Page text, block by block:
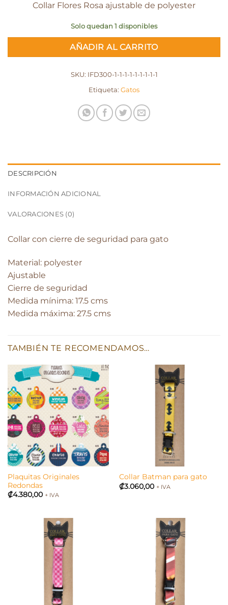
Collar Flores Rosa ajustable de polyester
Solo quedan 1 disponibles
AÑADIR AL CARRITO
SKU: IFD300-1-1-1-1-1-1-1-1-1
Etiqueta: Gatos
DESCRIPCIÓN
INFORMACIÓN ADICIONAL
VALORACIONES (0)
Collar con cierre de seguridad para gato
Material: polyester
Ajustable
Cierre de seguridad
Medida mínima: 17.5 cms
Medida máxima: 27.5 cms
TAMBIÉN TE RECOMENDAMOS…
Plaquitas Originales
Redondas
₡4.380,00 + IVA
Collar Batman para gato
₡3.060,00 + IVA